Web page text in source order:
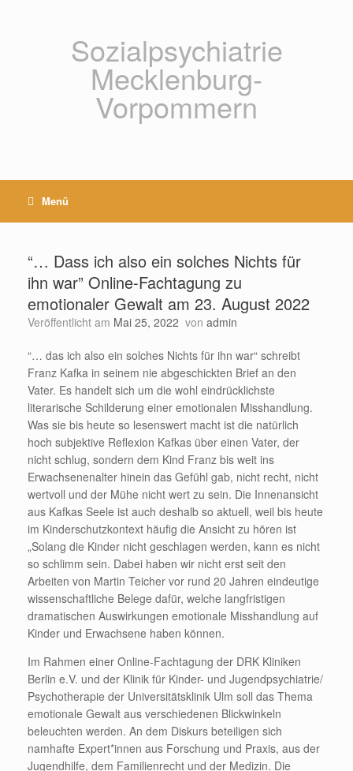
Sozialpsychiatrie
Mecklenburg-
Vorpommern
Menü
“… Dass ich also ein solches Nichts für
ihn war” Online-Fachtagung zu
emotionaler Gewalt am 23. August 2022
Veröffentlicht am Mai 25, 2022 von admin
“… das ich also ein solches Nichts für ihn war“ schreibt
Franz Kafka in seinem nie abgeschickten Brief an den
Vater. Es handelt sich um die wohl eindrücklichste
literarische Schilderung einer emotionalen Misshandlung.
Was sie bis heute so lesenswert macht ist die natürlich
hoch subjektive Reflexion Kafkas über einen Vater, der
nicht schlug, sondern dem Kind Franz bis weit ins
Erwachsenenalter hinein das Gefühl gab, nicht recht, nicht
wertvoll und der Mühe nicht wert zu sein. Die Innenansicht
aus Kafkas Seele ist auch deshalb so aktuell, weil bis heute
im Kinderschutzkontext häufig die Ansicht zu hören ist
„Solang die Kinder nicht geschlagen werden, kann es nicht
so schlimm sein. Dabei haben wir nicht erst seit den
Arbeiten von Martin Teicher vor rund 20 Jahren eindeutige
wissenschaftliche Belege dafür, welche langfristigen
dramatischen Auswirkungen emotionale Misshandlung auf
Kinder und Erwachsene haben können.
Im Rahmen einer Online-Fachtagung der DRK Kliniken
Berlin e.V. und der Klinik für Kinder- und Jugendpsychiatrie/
Psychotherapie der Universitätsklinik Ulm soll das Thema
emotionale Gewalt aus verschiedenen Blickwinkeln
beleuchten werden. An dem Diskurs beteiligen sich
namhafte Expert*innen aus Forschung und Praxis, aus der
Jugendhilfe, dem Familienrecht und der Medizin. Die